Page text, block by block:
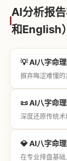
AI分析报
和English）
💡 AI八字命
📜 AI八字命
💎 AI八字命